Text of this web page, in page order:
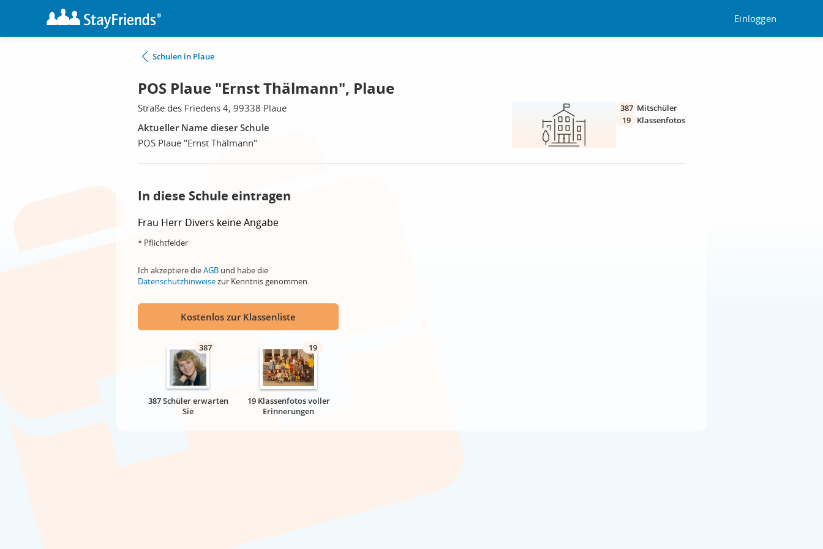
Einloggen
Schulen in Plaue
POS Plaue "Ernst Thälmann", Plaue
Straße des Friedens 4, 99338 Plaue
Aktueller Name dieser Schule
POS Plaue "Ernst Thälmann"
387 Mitschüler
19
Klassenfotos
In diese Schule eintragen
Frau Herr Divers keine Angabe
* Pflichtfelder
Ich akzeptiere dieAGB und habe die
Datenschutzhinweisezur Kenntnis genommen.
Kostenlos zur Klassenliste
387
387 Schüler erwarten
Sie
19
19 Klassenfotos voller
Erinnerungen